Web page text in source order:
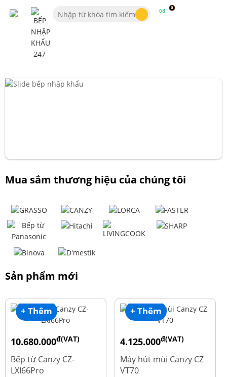
0
0đ
Mua sắm thương hiệu của chúng tôi
Sản phẩm mới
+ Thêm
10.680.000đ(VAT)
15.980.000
Bếp từ Canzy CZ-
LXI66Pro
+ Thêm
4.125.000đ(VAT)
8.500.000
Máy hút mùi Canzy CZ
VT70